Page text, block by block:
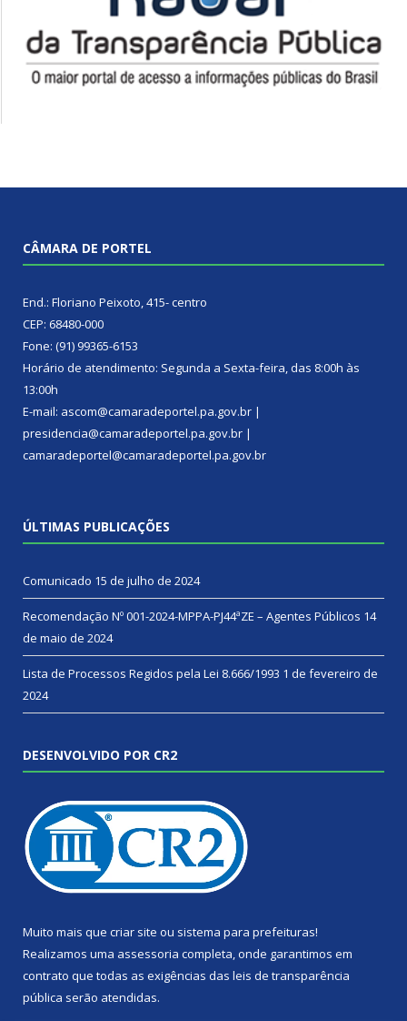
CÂMARA DE PORTEL
End.: Floriano Peixoto, 415- centro
CEP: 68480-000
Fone: (91) 99365-6153
Horário de atendimento: Segunda a Sexta-feira, das 8:00h às
13:00h
E-mail: ascom@camaradeportel.pa.gov.br |
presidencia@camaradeportel.pa.gov.br |
camaradeportel@camaradeportel.pa.gov.br
ÚLTIMAS PUBLICAÇÕES
Comunicado 15 de julho de 2024
Recomendação Nº 001-2024-MPPA-PJ44ªZE – Agentes Públicos 14
de maio de 2024
Lista de Processos Regidos pela Lei 8.666/1993 1 de fevereiro de
2024
DESENVOLVIDO POR CR2
Muito mais que criar site ou sistema para prefeituras!
Realizamos uma assessoria completa, onde garantimos em
contrato que todas as exigências das leis de transparência
pública serão atendidas.